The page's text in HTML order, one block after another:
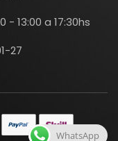
- 13:00 a 17:30hs
27
WhatsApp